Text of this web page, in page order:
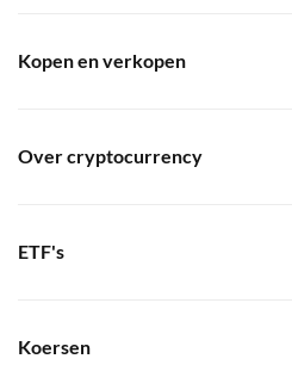
Kopen en verkopen
Over cryptocurrency
ETF's
Koersen